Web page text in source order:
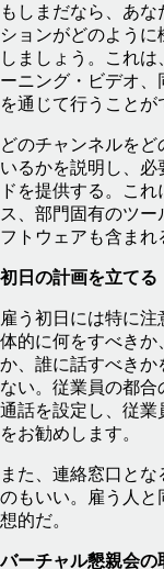
もしまだなら、あ
ションがどのよう
しましょう。これ
ーニング・ビデオ
を通じて行うことが
どのチャンネルを
いるかを説明し、必
ドを提供する。こ
ス、部門固有のツ
フトウェアも含まれ
初日の計画を立てる
雇う初日には特に
体的に何をすべきか
か、誰に話すべきか
ない。従業員の都
通話を設定し、従業
をお勧めします。
また、連絡窓口とな
のもいい。雇う人と
想的だ。
バーチャル懇親会の